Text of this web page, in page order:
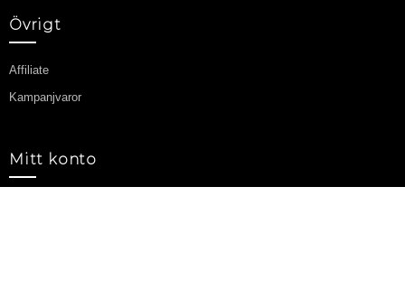
Övrigt
Affiliate
Kampanjvaror
Mitt konto